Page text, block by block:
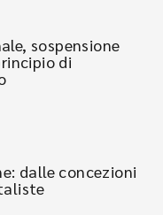
sospensione
di
dalle concezioni